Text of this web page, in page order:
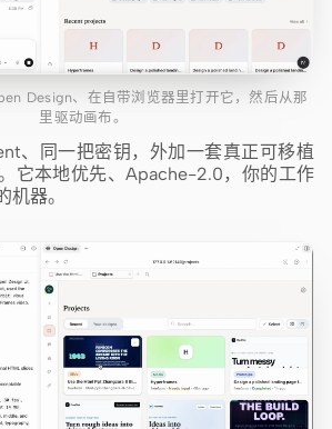
Design、在自带浏览器里打开它，然后从那
里驱动画布。
、同一把密钥，外加一套真正可移植
它本地优先、Apache-2.0，你的工作
器。